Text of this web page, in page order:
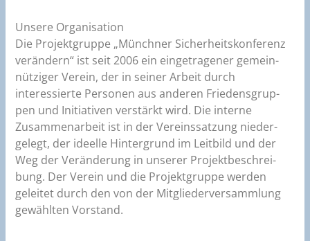
Unsere Organisation
Die Projektgruppe „Münchner Sicherheitskonferenz
verändern“ ist seit 2006 ein eingetragener gemein­
nütziger Verein, der in seiner Arbeit durch
interessierte Personen aus anderen Friedensgrup­
pen und Initiativen verstärkt wird. Die interne
Zusammenarbeit ist in der Vereinssatzung nieder­
gelegt, der ideelle Hintergrund im Leitbild und der
Weg der Veränderung in unserer Projektbeschrei­
bung. Der Verein und die Projektgruppe werden
geleitet durch den von der Mitgliederversammlung
gewählten Vorstand.